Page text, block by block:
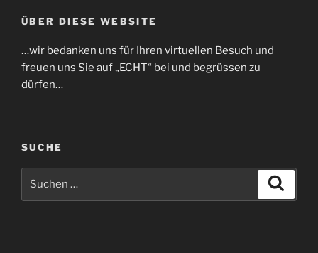
ÜBER DIESE WEBSITE
…wir bedanken uns für Ihren virtuellen Besuch und
freuen uns Sie auf „ECHT“ bei und begrüssen zu
dürfen…
SUCHE